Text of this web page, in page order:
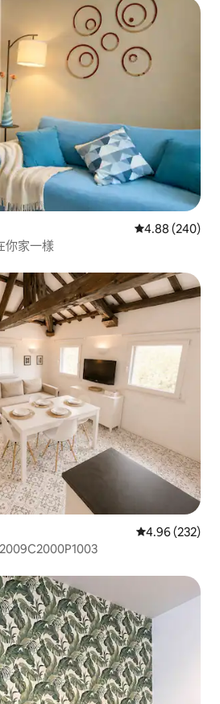
從 240 則評價
4.88 (240)
你家一樣
從 232 則評價
4.96 (232)
IT092009C2000P1003